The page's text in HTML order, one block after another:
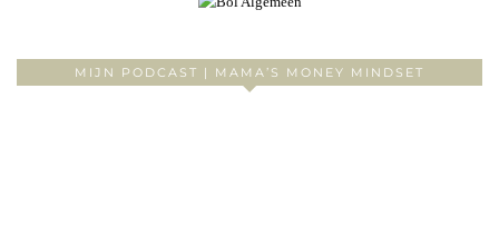
MIJN PODCAST | MAMA’S MONEY MINDSET